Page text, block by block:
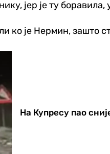
јер је ту боравила,
ко је Нермин, зашто
На Купресу пао